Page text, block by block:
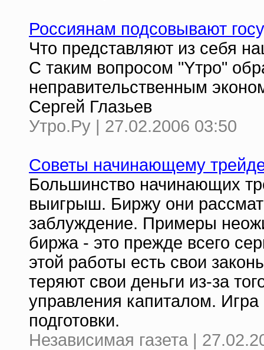
Россиянам подсовывают
Что представляют из себя
С таким вопросом "Yтро"
неправительственным
Сергей Глазьев
Утро.Ру | 27.02.2006 03:50
Советы начинающему
Большинство начинающих
выигрыш. Биржу они
заблуждение. Примеры
биржа - это прежде всего
этой работы есть свои
теряют свои деньги из-за
управления капиталом.
подготовки.
Независимая газета |